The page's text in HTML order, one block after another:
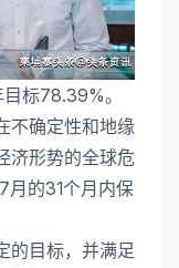
标78.39%。
不确定性和地缘
济形势的全球危
月的31个月内保
的目标，并满足